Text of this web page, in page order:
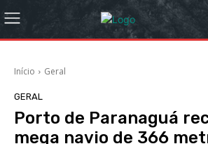
Início Geral
GERAL
Porto de Paranaguá
mega navio de 366